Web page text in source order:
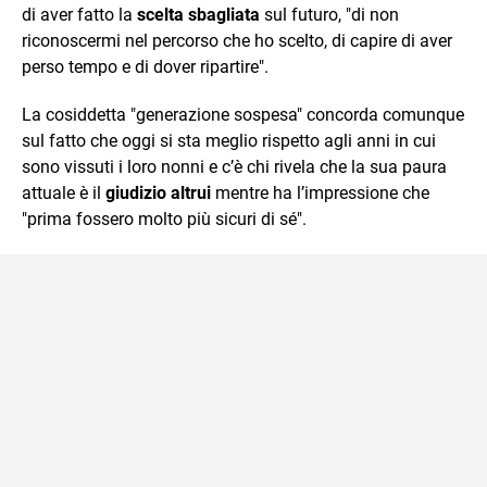
di aver fatto la scelta sbagliata sul futuro, "di non
riconoscermi nel percorso che ho scelto, di capire di aver
perso tempo e di dover ripartire".
La cosiddetta "generazione sospesa" concorda comunque
sul fatto che oggi si sta meglio rispetto agli anni in cui
sono vissuti i loro nonni e c’è chi rivela che la sua paura
attuale è il giudizio altrui mentre ha l’impressione che
"prima fossero molto più sicuri di sé".